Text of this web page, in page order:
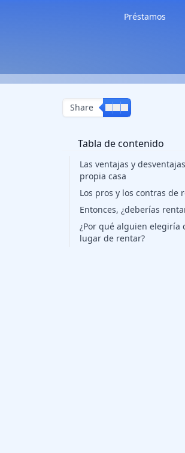
Préstamos
Share
Tabla de contenido
Las ventajas y
propia casa
Los pros y los contras de
Entonces, ¿deberías
¿Por qué alguien elegiría
lugar de rentar?